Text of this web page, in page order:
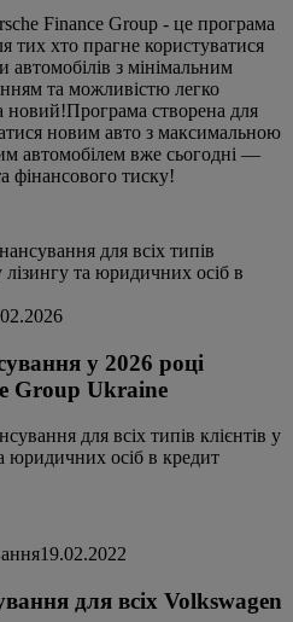
Finance Group - це програма
тих хто прагне користуватися
з мінімальним
та можливістю легко
новий!Програма створена для
новим авто з максимальною
автомобілем вже сьогодні —
фінансового тиску!
у 2026 році
Group Ukraine
для всіх типів клієнтів у
юридичних осіб в кредит
19.02.2022
для всіх Volkswagen